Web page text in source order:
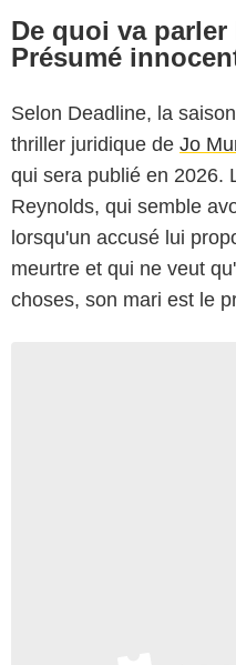
De quoi va
Présumé
Selon Deadline, la
thriller juridique de Jo
qui sera publié en 2026.
Reynolds, qui semble
lorsqu'un accusé lui
meurtre et qui ne veut
choses, son mari est le